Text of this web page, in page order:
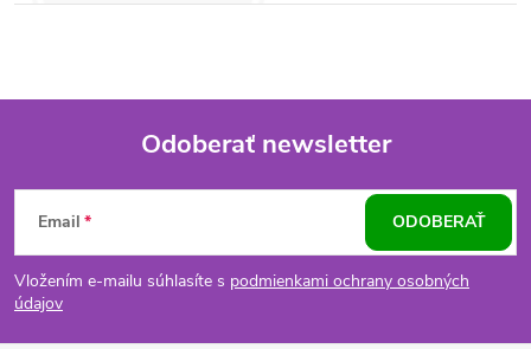
Z
á
p
Odoberať newsletter
Email
Vložením e-mailu súhlasíte s podmienkami ochrany osobných
údajov
ODOBERAŤ